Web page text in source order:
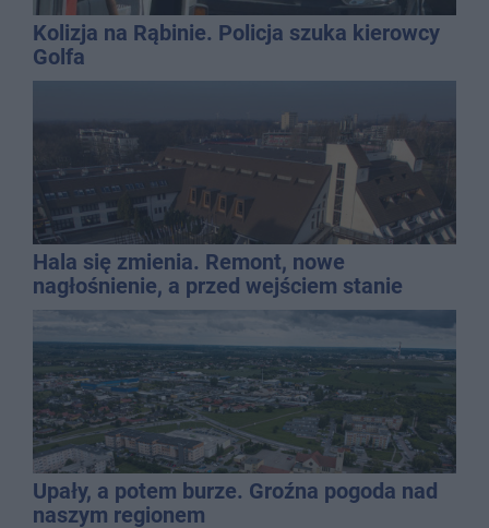
Kolizja na Rąbinie. Policja szuka kierowcy
Golfa
Hala się zmienia. Remont, nowe
nagłośnienie, a przed wejściem stanie
QEMETICA ARENA
Upały, a potem burze. Groźna pogoda nad
naszym regionem